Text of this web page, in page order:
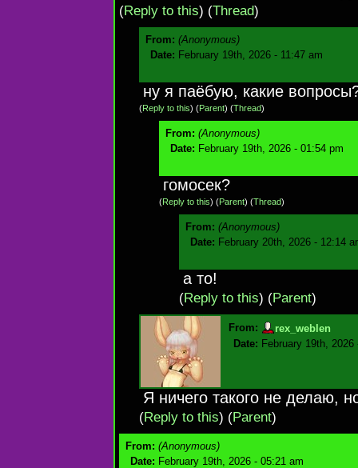
(Reply to this) (Thread)
From: (Anonymous)
Date: February 19th, 2026 - 11:47 am
ну я паёбую, какие
(Reply to this) (Parent) (Thread)
From: (Anonymous)
Date: February 19th, 2026 - 01:54 pm
гомосек?
(Reply to this) (Parent) (Thread)
From: (Anonymous)
Date: February 20th, 2026 - 12:14
а то!
(Reply to this) (Parent)
From:
rex_weblen
Date: February 19th, 2026
Я ничего такого не делаю,
(Reply to this) (Parent)
From: (Anonymous)
Date: February 19th, 2026 - 05:21 am